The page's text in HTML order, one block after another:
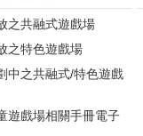
之共融式遊戲場
之特色遊戲場
中之共融式/特色遊戲
遊戲場相關手冊電子